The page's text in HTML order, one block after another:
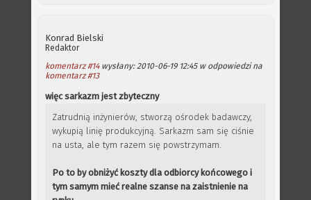
Konrad Bielski
Redaktor
komentarz #14wysłany: 2010-06-19 12:45 w odpowiedzi na
komentarz #13
więc sarkazm jest zbyteczny
Zatrudnią inżynierów, stworzą ośrodek badawczy,
wykupią linię produkcyjną. Sarkazm sam się ciśnie
na usta, ale tym razem się powstrzymam.
Po to by obniżyć koszty dla odbiorcy końcowego i
tym samym mieć realne szanse na zaistnienie na